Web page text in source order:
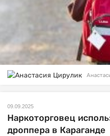
09.09.2025
Наркоторговец
дроппера в Караганде